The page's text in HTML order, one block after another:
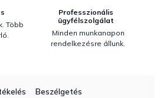
Több
Professzionális
ügyfélszolgálat
Minden munkanapon
rendelkezésre állunk.
Beszélgetés